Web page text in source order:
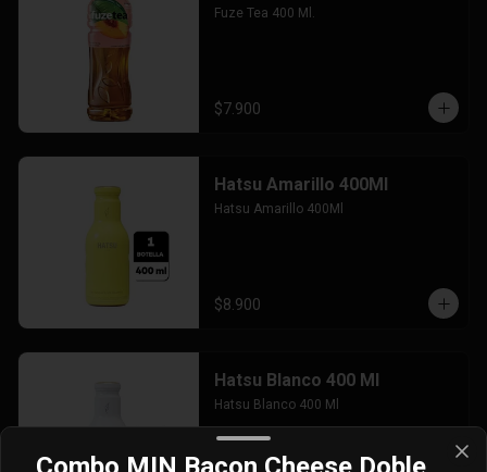
Fuze Tea 400 Ml.
$7.900
Hatsu Amarillo 400Ml
Hatsu Amarillo 400Ml
$8.900
Hatsu Blanco 400 Ml
Hatsu Blanco 400 Ml